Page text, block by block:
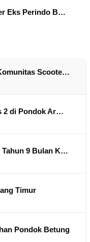
Eks Perindo B…
Scoote…
2 di Pondok Ar…
Tahun 9 Bulan K…
Timur
Pondok Betung